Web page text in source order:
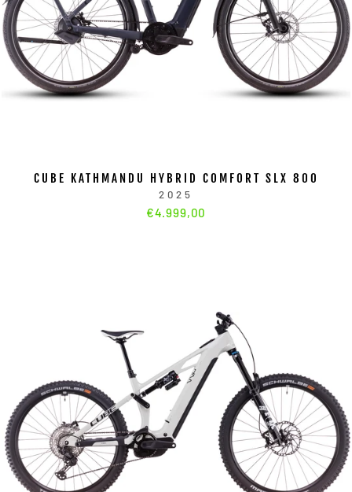
CUBE KATHMANDU HYBRID COMFORT SLX 800
2025
€4.999,00